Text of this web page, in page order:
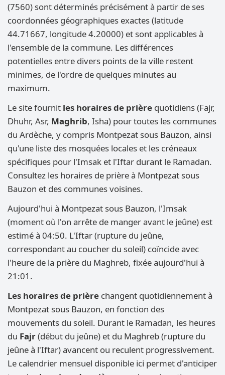
(7560) sont déterminés précisément à partir de ses
coordonnées géographiques exactes (latitude
44.71667, longitude 4.20000) et sont applicables à
l'ensemble de la commune. Les différences
potentielles entre divers points de la ville restent
minimes, de l'ordre de quelques minutes au
maximum.
Le site fournit les horaires de prière quotidiens (Fajr,
Dhuhr, Asr, Maghrib, Isha) pour toutes les communes
du Ardèche, y compris Montpezat sous Bauzon, ainsi
qu'une liste des mosquées locales et les créneaux
spécifiques pour l'Imsak et l'Iftar durant le Ramadan.
Consultez les horaires de prière à Montpezat sous
Bauzon et des communes voisines.
Aujourd'hui à Montpezat sous Bauzon, l'Imsak
(moment où l'on arrête de manger avant le jeûne) est
estimé à 04:50. L'Iftar (rupture du jeûne,
correspondant au coucher du soleil) coïncide avec
l'heure de la prière du Maghreb, fixée aujourd'hui à
21:01.
Les horaires de prière changent quotidiennement à
Montpezat sous Bauzon, en fonction des
mouvements du soleil. Durant le Ramadan, les heures
du Fajr(début du jeûne) et du Maghreb (rupture du
jeûne à l'Iftar) avancent ou reculent progressivement.
Le calendrier mensuel disponible ici permet d'anticiper